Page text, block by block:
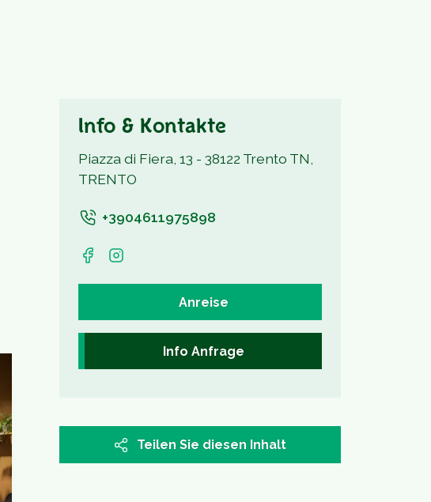
Info & Kontakte
Piazza di Fiera, 13 - 38122 Trento TN,
TRENTO
+3904611975898
Anreise
Info Anfrage
Teilen Sie diesen Inhalt